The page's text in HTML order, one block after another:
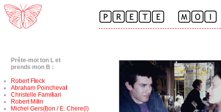
Prête-moi ton L et
prends mon B :
Robert F eck
Abraham Poincheva
Christelle Fami iari
Robert Mi in
Michel Gers( )on / E. Chere(l)